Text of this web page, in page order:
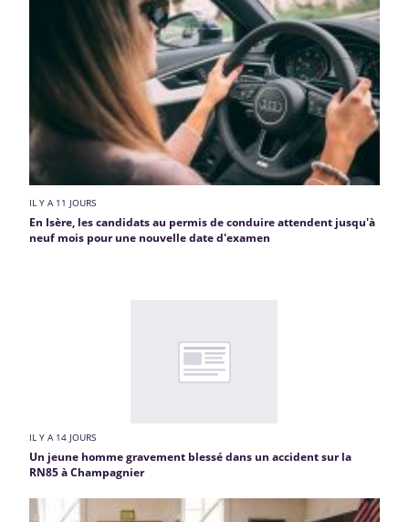
IL Y A 11 JOURS
En Isère, les candidats au permis de conduire attendent jusqu'à
neuf mois pour une nouvelle date d'examen
IL Y A 14 JOURS
Un jeune homme gravement blessé dans un accident sur la
RN85 à Champagnier